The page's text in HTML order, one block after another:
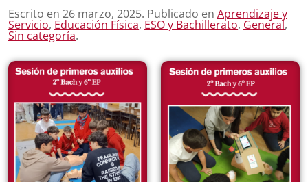
Escrito en 26 marzo, 2025. Publicado en Aprendizaje y
Servicio, Educación Física, ESO y Bachillerato, General,
Sin categoría.